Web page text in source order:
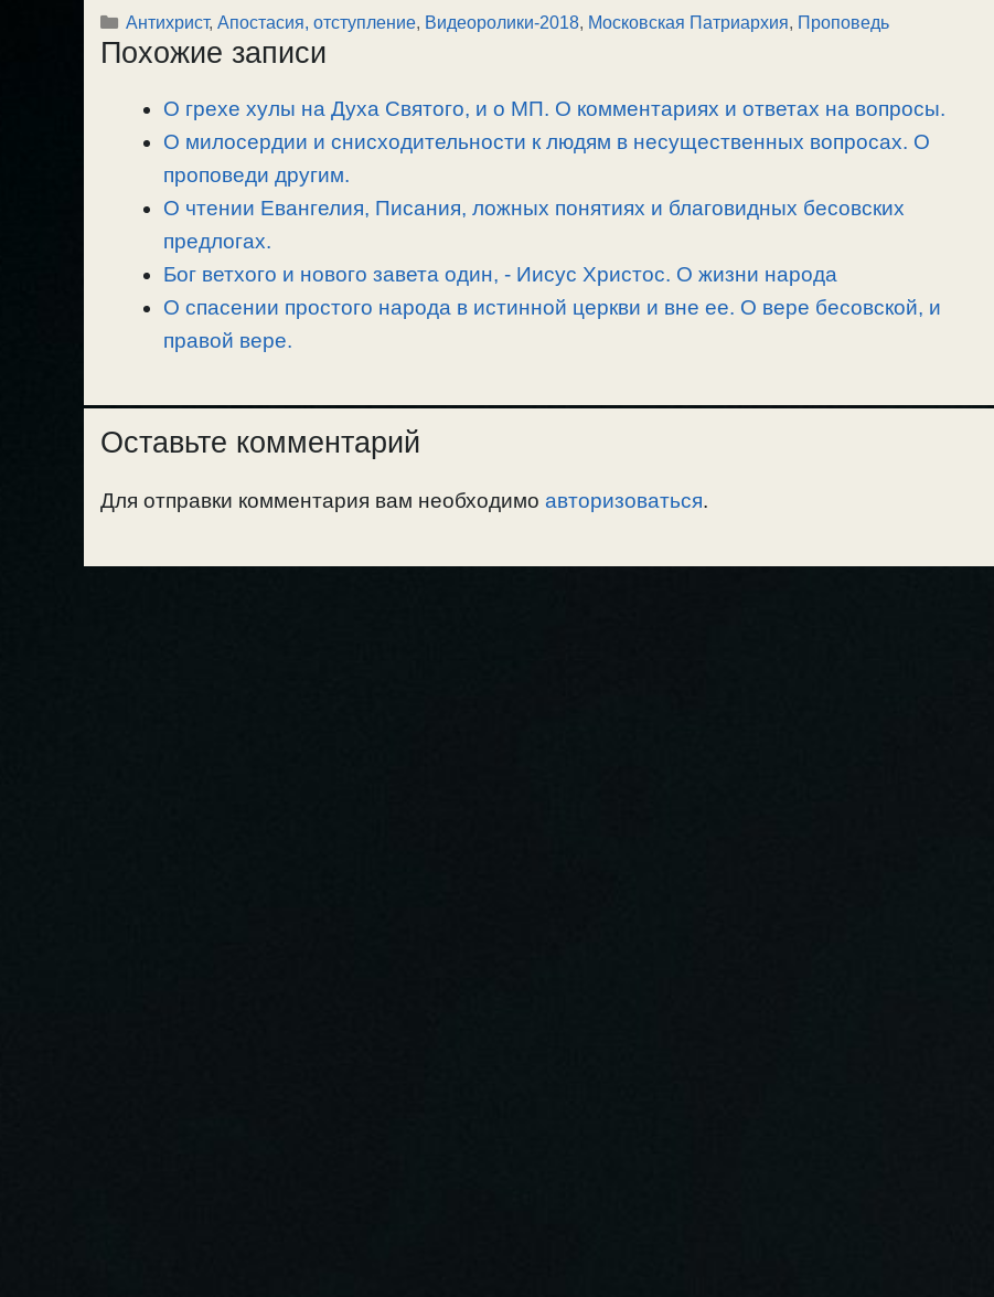
p
y
l
e
r
a
m
c
e
o
o
k
п
р
в
и
т
Рубрики
Антихрист, Апостасия, отступление, Видеоролики-2018, Московская Патриархия, Проповедь
Похожие записи
О грехе хулы на Духа Святого, и о МП. О комментариях и ответах на вопросы.
О милосердии и снисходительности к людям в несущественных вопросах. О
проповеди другим.
О чтении Евангелия, Писания, ложных понятиях и благовидных бесовских
предлогах.
Бог ветхого и нового завета один, -­ Иисус Христос. О жизни народа
О спасении простого народа в истинной церкви и вне ее. О вере бесовской, и
правой вере.
Оставьте комментарий
Для отправки комментария вам необходимо авторизоваться.